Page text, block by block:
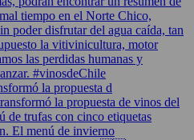
la propuesta d